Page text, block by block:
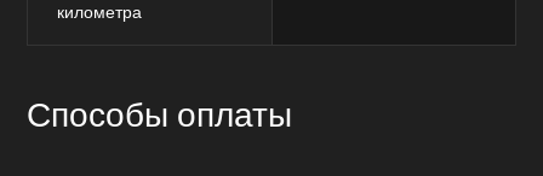
километра
Способы оплаты